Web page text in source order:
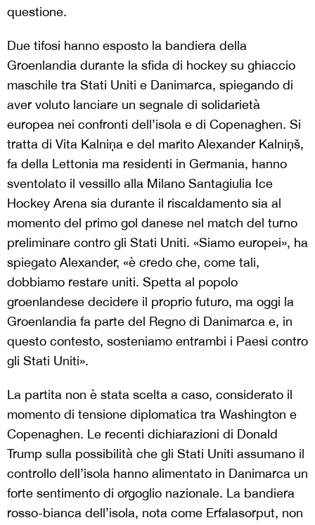
questione.
Due tifosi hanno esposto la bandiera della
Groenlandia durante la sfida di hockey su ghiaccio
maschile tra Stati Uniti e Danimarca, spiegando di
aver voluto lanciare un segnale di solidarietà
europea nei confronti dell’isola e di Copenaghen. Si
tratta di Vita Kalniņa e del marito Alexander Kalniņš,
fa della Lettonia ma residenti in Germania, hanno
sventolato il vessillo alla Milano Santagiulia Ice
Hockey Arena sia durante il riscaldamento sia al
momento del primo gol danese nel match del turno
preliminare contro gli Stati Uniti. «Siamo europei», ha
spiegato Alexander, «è credo che, come tali,
dobbiamo restare uniti. Spetta al popolo
groenlandese decidere il proprio futuro, ma oggi la
Groenlandia fa parte del Regno di Danimarca e, in
questo contesto, sosteniamo entrambi i Paesi contro
gli Stati Uniti».
La partita non è stata scelta a caso, considerato il
momento di tensione diplomatica tra Washington e
Copenaghen. Le recenti dichiarazioni di Donald
Trump sulla possibilità che gli Stati Uniti assumano il
controllo dell’isola hanno alimentato in Danimarca un
forte sentimento di orgoglio nazionale. La bandiera
rosso-bianca dell’isola, nota come Erfalasorput, non